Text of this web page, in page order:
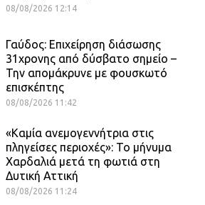
08/08/2026 12:14
Γαύδος: Επιχείρηση διάσωσης
31χρονης από δύσβατο σημείο –
Την απομάκρυνε με φουσκωτό
επισκέπτης
08/08/2026 11:42
«Καμία ανεμογεννήτρια στις
πληγείσες περιοχές»: Το μήνυμα
Χαρδαλιά μετά τη φωτιά στη
Δυτική Αττική
08/08/2026 11:24